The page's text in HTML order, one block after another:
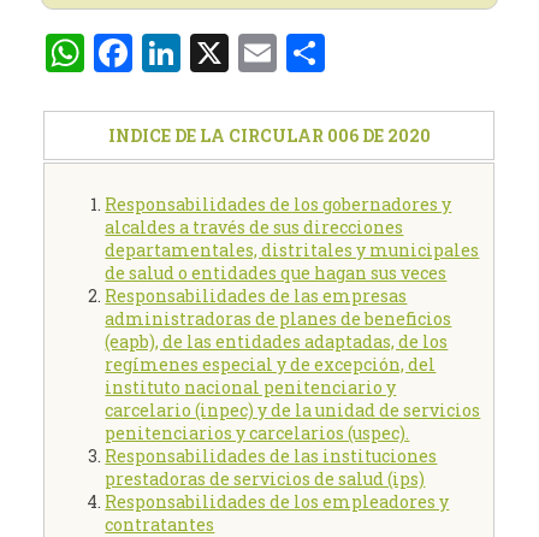
WhatsApp
Facebook
LinkedIn
X Email
INDICE DE LA CIRCULAR 006 DE 2020
Responsabilidades de los gobernadores y
alcaldes a través de sus direcciones
departamentales, distritales y municipales
de salud o entidades que hagan sus veces
Responsabilidades de las empresas
administradoras de planes de beneficios
(eapb), de las entidades adaptadas, de los
regímenes especial y de excepción, del
instituto nacional penitenciario y
carcelario (inpec) y de la unidad de servicios
penitenciarios y carcelarios (uspec).
Responsabilidades de las instituciones
prestadoras de servicios de salud (ips)
Responsabilidades de los empleadores y
contratantes